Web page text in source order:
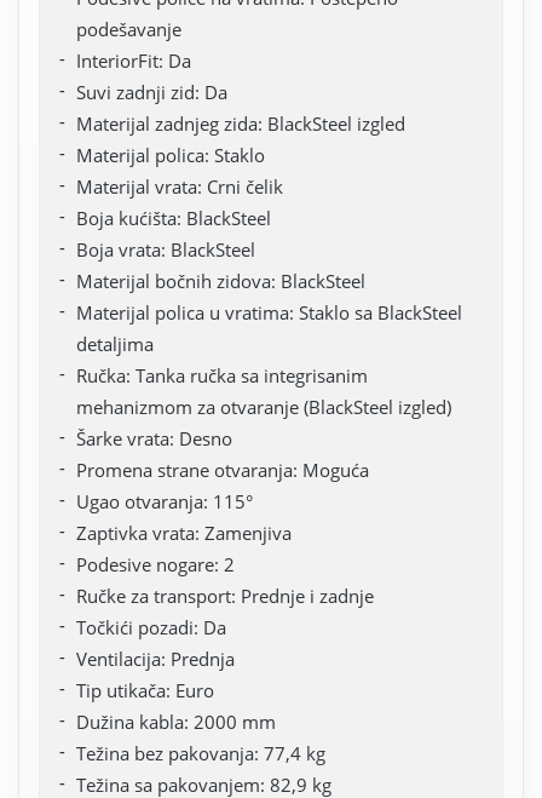
podešavanje
InteriorFit: Da
Suvi zadnji zid: Da
Materijal zadnjeg zida: BlackSteel izgled
Materijal polica: Staklo
Materijal vrata: Crni čelik
Boja kućišta: BlackSteel
Boja vrata: BlackSteel
Materijal bočnih zidova: BlackSteel
Materijal polica u vratima: Staklo sa BlackSteel
detaljima
Ručka: Tanka ručka sa integrisanim
mehanizmom za otvaranje (BlackSteel izgled)
Šarke vrata: Desno
Promena strane otvaranja: Moguća
Ugao otvaranja: 115°
Zaptivka vrata: Zamenjiva
Podesive nogare: 2
Ručke za transport: Prednje i zadnje
Točkići pozadi: Da
Ventilacija: Prednja
Tip utikača: Euro
Dužina kabla: 2000 mm
Težina bez pakovanja: 77,4 kg
Težina sa pakovanjem: 82,9 kg